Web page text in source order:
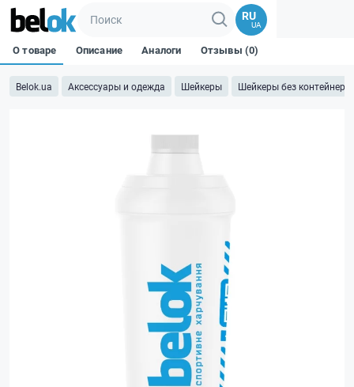
RU
UA
Belok.ua Аксессуары и одежда Шейкеры Шейкеры без контейнера
О товаре Описание Аналоги Отзывы (0)